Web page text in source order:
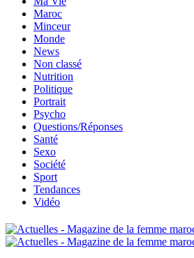
Maroc
Minceur
Monde
News
Non classé
Nutrition
Politique
Portrait
Psycho
Questions/Réponses
Santé
Sexo
Société
Sport
Tendances
Vidéo